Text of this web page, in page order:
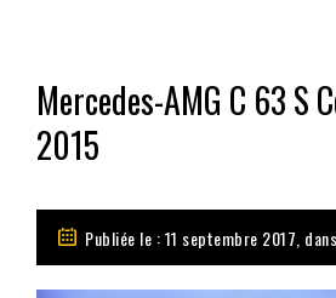
Mercedes-AMG C 63 S
2015
Publiée le : 11 septembre 2017, dans